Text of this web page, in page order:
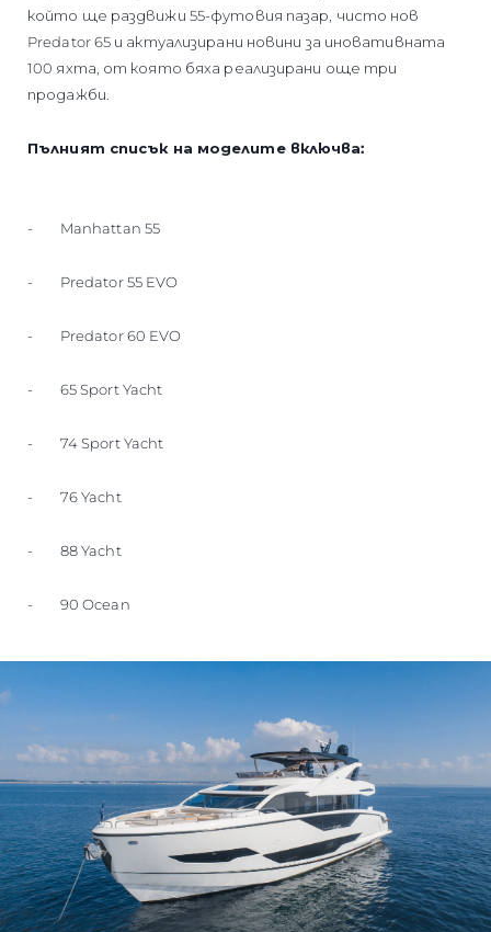
който ще раздвижи 55-футовия пазар, чисто нов
Predator 65 и актуализирани новини за иновативната
100 яхта, от която бяха реализирани още три
продажби.
Пълният списък на моделите включва:
- Manhattan 55
- Predator 55 EVO
- Predator 60 EVO
- 65 Sport Yacht
- 74 Sport Yacht
- 76 Yacht
- 88 Yacht
- 90 Ocean